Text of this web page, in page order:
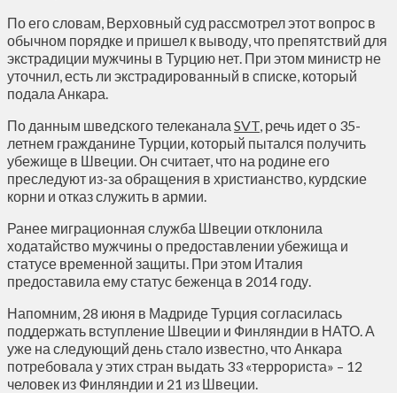
По его словам, Верховный суд рассмотрел этот вопрос в
обычном порядке и пришел к выводу, что препятствий для
экстрадиции мужчины в Турцию нет. При этом министр не
уточнил, есть ли экстрадированный в списке, который
подала Анкара.
По данным шведского телеканала SVT, речь идет о 35-
летнем гражданине Турции, который пытался получить
убежище в Швеции. Он считает, что на родине его
преследуют из-за обращения в христианство, курдские
корни и отказ служить в армии.
Ранее миграционная служба Швеции отклонила
ходатайство мужчины о предоставлении убежища и
статусе временной защиты. При этом Италия
предоставила ему статус беженца в 2014 году.
Напомним, 28 июня в Мадриде Турция согласилась
поддержать вступление Швеции и Финляндии в НАТО. А
уже на следующий день стало известно, что Анкара
потребовала у этих стран выдать 33 «террориста» – 12
человек из Финляндии и 21 из Швеции.